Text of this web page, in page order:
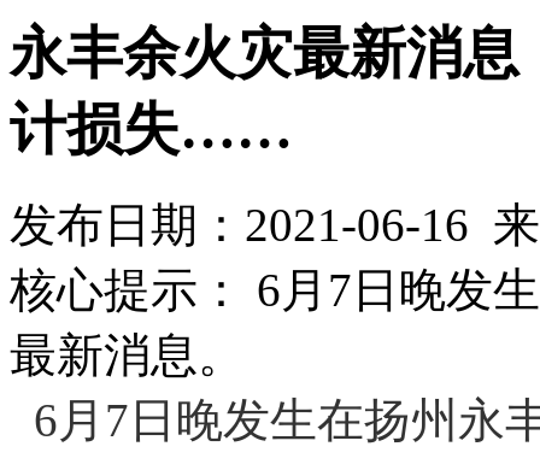
永丰余火灾最新消
计损失……
发布日期：2021-06-16
核心提示： 6月7日晚发
最新消息。
6月7日晚发生在扬州永